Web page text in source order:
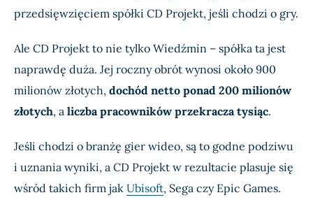
przedsięwzięciem spółki CD Projekt, jeśli chodzi o gry.
Ale CD Projekt to nie tylko Wiedźmin – spółka ta jest
naprawdę duża. Jej roczny obrót wynosi około 900
milionów złotych, dochód netto ponad 200 milionów
złotych, a liczba pracowników przekracza tysiąc.
Jeśli chodzi o branżę gier wideo, są to godne podziwu
i uznania wyniki, a CD Projekt w rezultacie plasuje się
wśród takich firm jak Ubisoft, Sega czy Epic Games.